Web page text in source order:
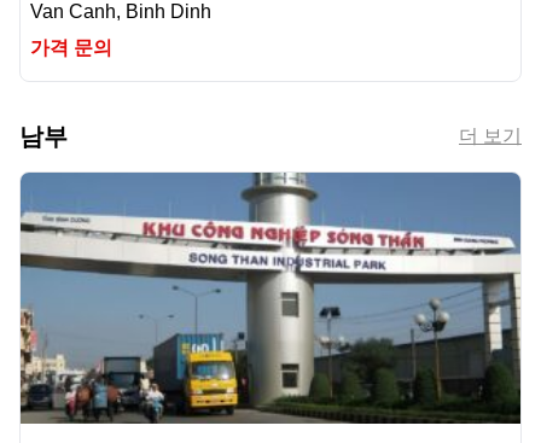
Van Canh, Binh Dinh
가격 문의
남부 더 보기